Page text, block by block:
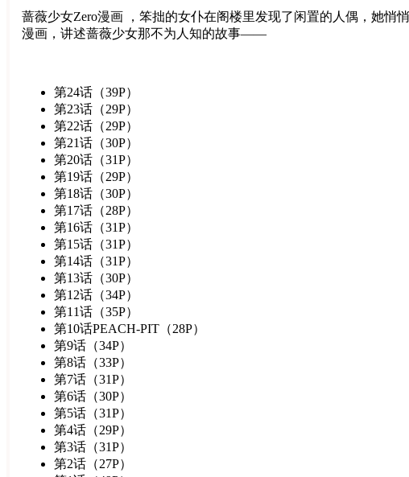
蔷薇少女Zero漫画 ，笨拙的女仆在阁楼里发现了闲置的人偶，她
漫画，讲述蔷薇少女那不为人知的故事——
第24话（39P）
第23话（29P）
第22话（29P）
第21话（30P）
第20话（31P）
第19话（29P）
第18话（30P）
第17话（28P）
第16话（31P）
第15话（31P）
第14话（31P）
第13话（30P）
第12话（34P）
第11话（35P）
第10话PEACH-PIT（28P）
第9话（34P）
第8话（33P）
第7话（31P）
第6话（30P）
第5话（31P）
第4话（29P）
第3话（31P）
第2话（27P）